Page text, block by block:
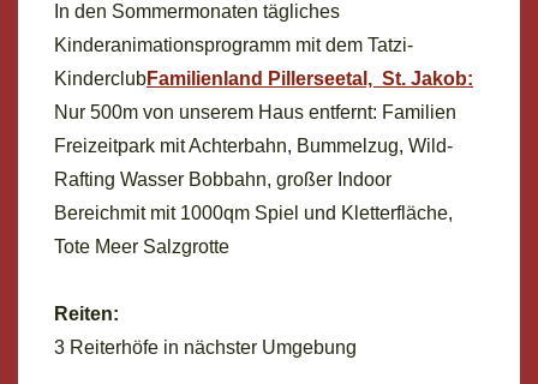
In den Sommermonaten tägliches
Kinderanimationsprogramm mit dem Tatzi-
KinderclubFamilienland Pillerseetal, St. Jakob:
Nur 500m von unserem Haus entfernt: Familien
Freizeitpark mit Achterbahn, Bummelzug, Wild-
Rafting Wasser Bobbahn, großer Indoor
Bereichmit mit 1000qm Spiel und Kletterfläche,
Tote Meer Salzgrotte
Reiten:
3 Reiterhöfe in nächster Umgebung